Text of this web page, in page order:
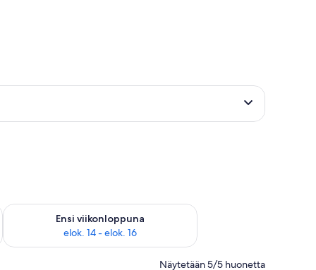
7 - elok. 9
Ensi viikonloppuna
elok. 14 - elok. 16
Tarkista ensi viikonlopun saatavuus elok. 14 - elok. 16
Näytetään 5/5 huonetta